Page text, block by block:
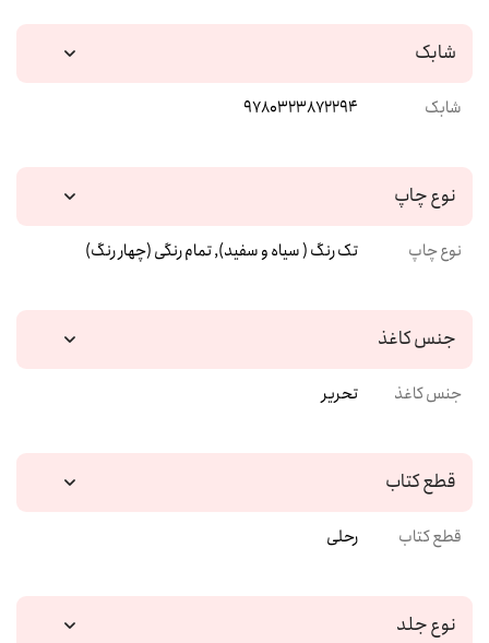
شابک
شابک 9780323872294
نوع چاپ
نوع چاپ تک رنگ ( سیاه و سفید), تمام رنگی (چهار رنگ)
جنس کاغذ
جنس کاغذ تحریر
قطع کتاب
قطع کتاب رحلی
نوع جلد